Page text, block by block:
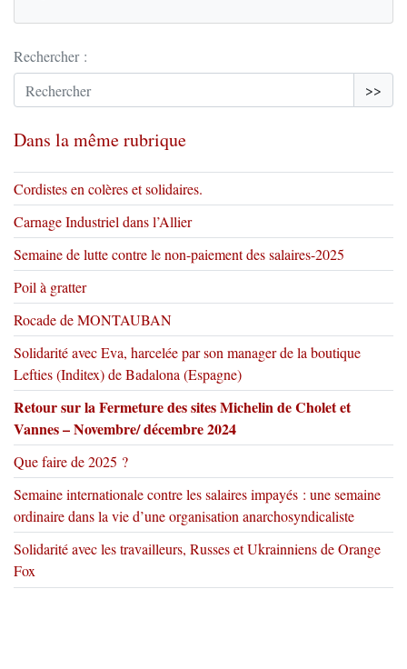
Rechercher :
>>
Dans la même rubrique
Cordistes en colères et solidaires.
Carnage Industriel dans l’Allier
Semaine de lutte contre le non-paiement des salaires-2025
Poil à gratter
Rocade de MONTAUBAN
Solidarité avec Eva, harcelée par son manager de la boutique
Lefties (Inditex) de Badalona (Espagne)
Retour sur la Fermeture des sites Michelin de Cholet et
Vannes – Novembre/ décembre 2024
Que faire de 2025 ?
Semaine internationale contre les salaires impayés : une semaine
ordinaire dans la vie d’une organisation anarchosyndicaliste
Solidarité avec les travailleurs, Russes et Ukrainniens de Orange
Fox